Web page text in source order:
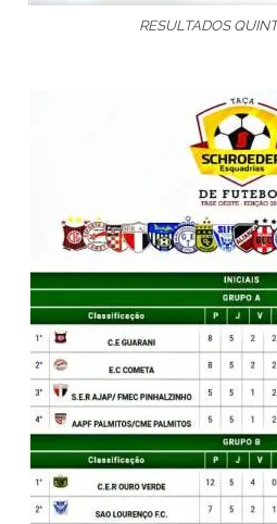
RESULTADOS